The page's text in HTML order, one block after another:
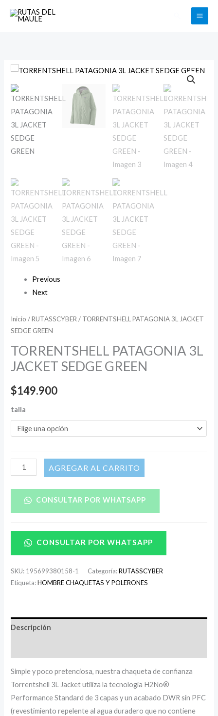
Buscar
Previous
Next
Inicio /RUTASSCYBER / TORRENTSHELL PATAGONIA 3L JACKET
SEDGE GREEN
TORRENTSHELL PATAGONIA 3L
JACKET SEDGE GREEN
$149.900
talla
TORRENTSHELL
PATAGONIA
3L
JACKET
SEDGE
GREEN
cantidad
AÑADIR AL CARRITO
CONSULTAR POR WHATSAPP
CONSULTAR POR WHATSAPP
SKU: 195699380158-1 Categoría:RUTASSCYBER
Etiqueta:HOMBRE CHAQUETAS Y POLERONES
Descripción
Simple y poco pretenciosa, nuestra chaqueta de confianza
Torrentshell 3L Jacket utiliza la tecnología H2No®
Performance Standard de 3 capas y un acabado DWR sin PFC
(revestimiento repelente al agua duradero que no contiene